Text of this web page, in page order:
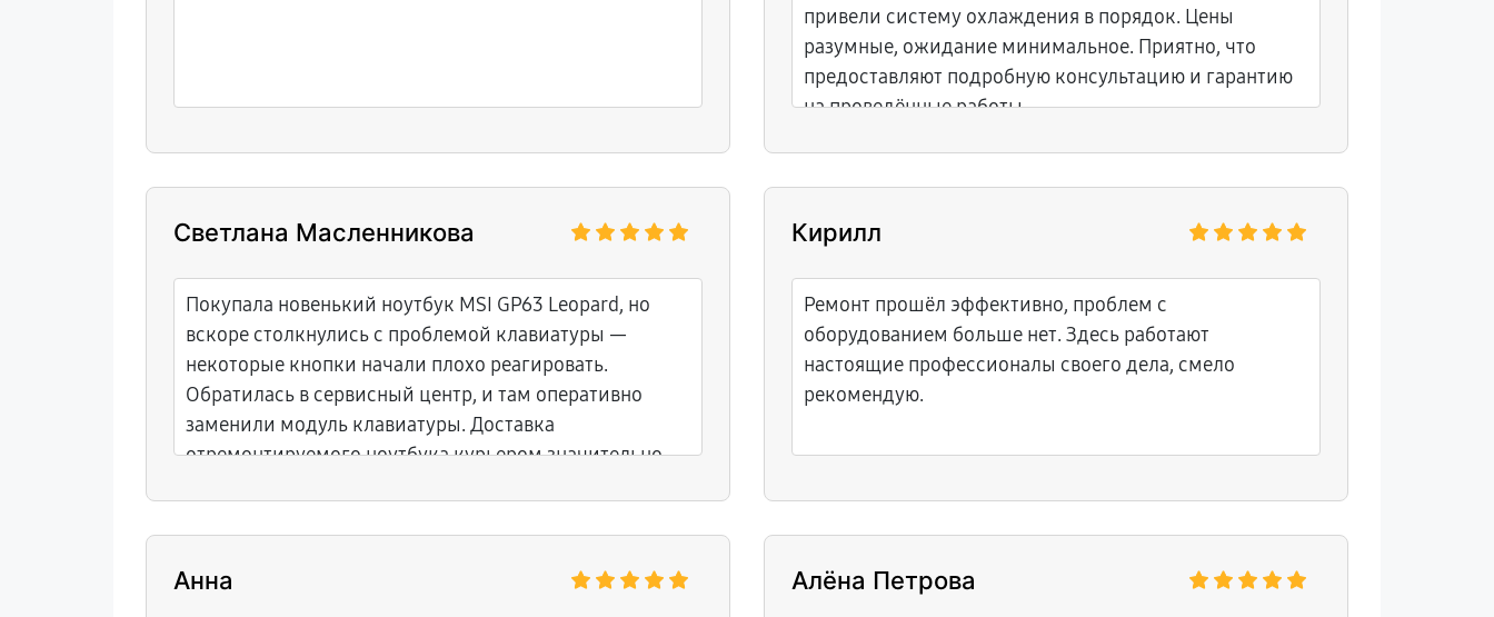
привели систему охлаждения в порядок. Цены
разумные, ожидание минимальное. Приятно, что
предоставляют подробную консультацию и гарантию
на проведённые работы.
Светлана Масленникова
Покупала новенький ноутбук MSI GP63 Leopard, но
вскоре столкнулись с проблемой клавиатуры —
некоторые кнопки начали плохо реагировать.
Обратилась в сервисный центр, и там оперативно
заменили модуль клавиатуры. Доставка
отремонтируемого ноутбука курьером значительно
Кирилл
Ремонт прошёл эффективно, проблем с
оборудованием больше нет. Здесь работают
настоящие профессионалы своего дела, смело
рекомендую.
Анна Алёна Петрова